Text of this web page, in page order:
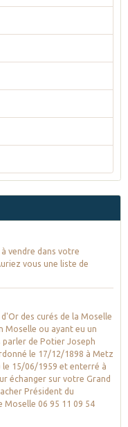
vendre dans votre
vous une liste de
des curés de la Moselle
Moselle ou ayant eu un
parler de Potier Joseph
le 17/12/1898 à Metz
le 15/06/1959 et enterré à
échanger sur votre Grand
Président du
Moselle 06 95 11 09 54